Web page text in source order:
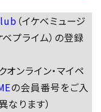
（イケベミュージ
ベプライム）の登録
ンライン・マイペ
の会員番号をご入
ります）